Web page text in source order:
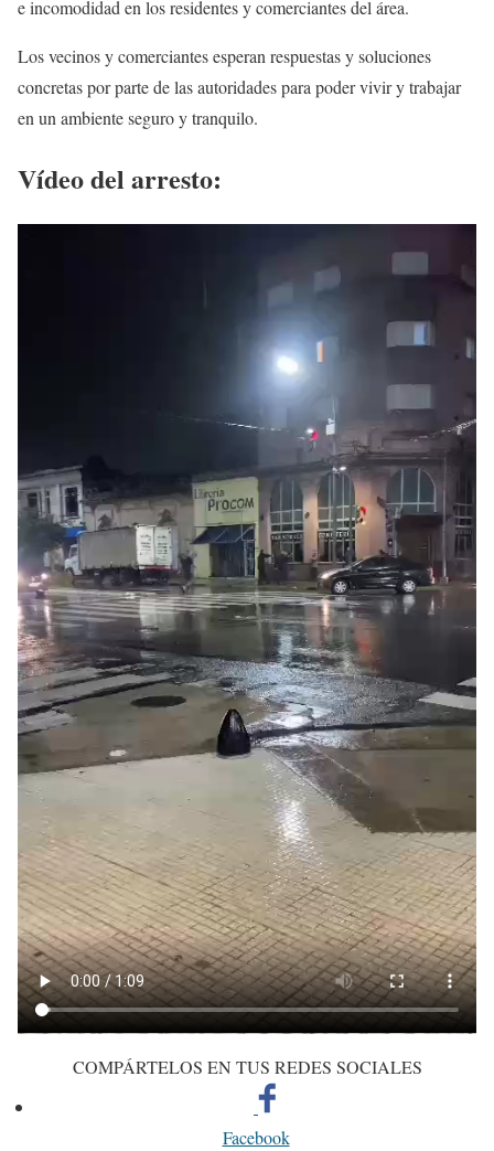
e incomodidad en los residentes y comerciantes del área.
Los vecinos y comerciantes esperan respuestas y soluciones
concretas por parte de las autoridades para poder vivir y trabajar
en un ambiente seguro y tranquilo.
Vídeo del arresto:
COMPÁRTELOS EN TUS REDES SOCIALES
Facebook